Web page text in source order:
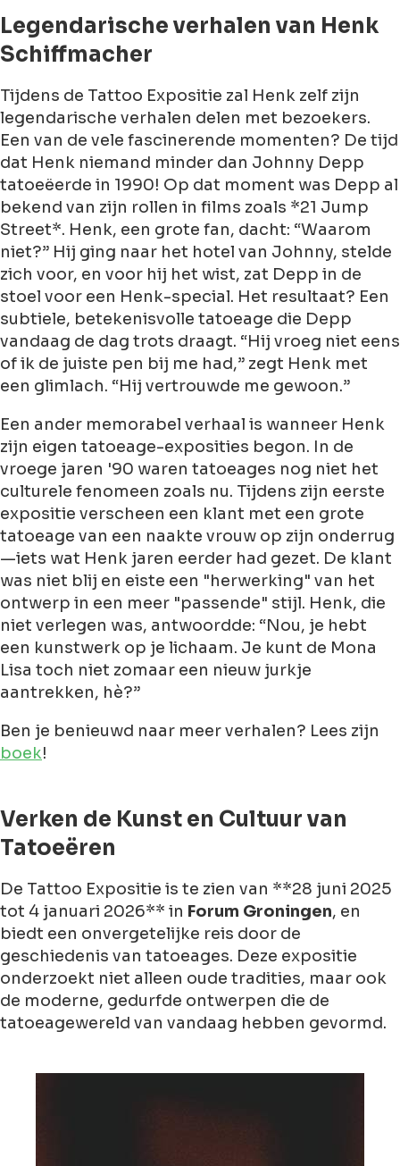
Legendarische verhalen van Henk
Schiffmacher
Tijdens de Tattoo Expositie zal Henk zelf zijn
legendarische verhalen delen met bezoekers.
Een van de vele fascinerende momenten? De tijd
dat Henk niemand minder dan Johnny Depp
tatoeëerde in 1990! Op dat moment was Depp al
bekend van zijn rollen in films zoals *21 Jump
Street*. Henk, een grote fan, dacht: “Waarom
niet?” Hij ging naar het hotel van Johnny, stelde
zich voor, en voor hij het wist, zat Depp in de
stoel voor een Henk-special. Het resultaat? Een
subtiele, betekenisvolle tatoeage die Depp
vandaag de dag trots draagt. “Hij vroeg niet eens
of ik de juiste pen bij me had,” zegt Henk met
een glimlach. “Hij vertrouwde me gewoon.”
Een ander memorabel verhaal is wanneer Henk
zijn eigen tatoeage-exposities begon. In de
vroege jaren '90 waren tatoeages nog niet het
culturele fenomeen zoals nu. Tijdens zijn eerste
expositie verscheen een klant met een grote
tatoeage van een naakte vrouw op zijn onderrug
—iets wat Henk jaren eerder had gezet. De klant
was niet blij en eiste een "herwerking" van het
ontwerp in een meer "passende" stijl. Henk, die
niet verlegen was, antwoordde: “Nou, je hebt
een kunstwerk op je lichaam. Je kunt de Mona
Lisa toch niet zomaar een nieuw jurkje
aantrekken, hè?”
Ben je benieuwd naar meer verhalen? Lees zijn
boek!
Verken de Kunst en Cultuur van
Tatoeëren
De Tattoo Expositie is te zien van **28 juni 2025
tot 4 januari 2026** in Forum Groningen, en
biedt een onvergetelijke reis door de
geschiedenis van tatoeages. Deze expositie
onderzoekt niet alleen oude tradities, maar ook
de moderne, gedurfde ontwerpen die de
tatoeagewereld van vandaag hebben gevormd.